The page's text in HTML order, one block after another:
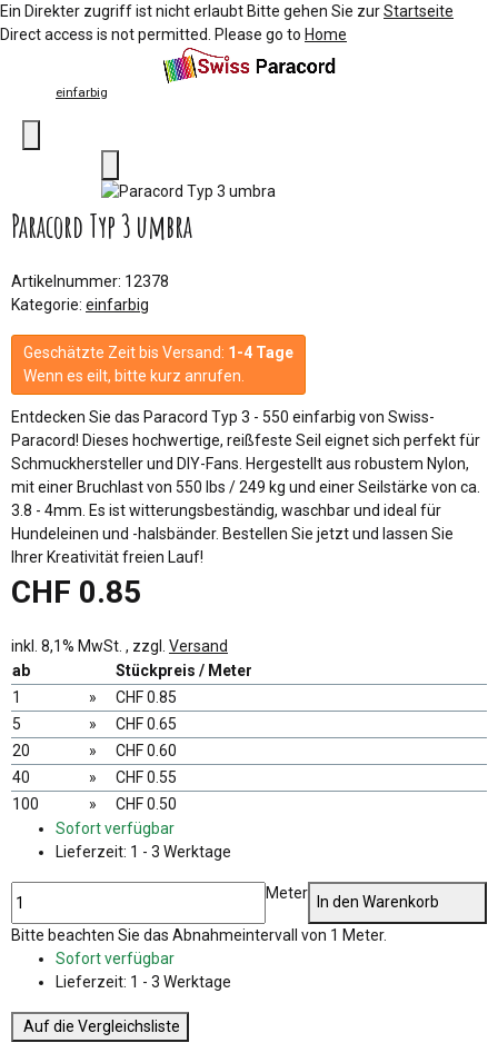
Ein Direkter zugriff ist nicht erlaubt Bitte gehen Sie zurStartseite
Direct access is not permitted. Please go to Home
einfarbig
Paracord Typ 3 umbra
Artikelnummer: 12378
Kategorie: einfarbig
Geschätzte Zeit bis Versand: 1-4 Tage
Wenn es eilt, bitte kurz anrufen.
Entdecken Sie das Paracord Typ 3 - 550 einfarbig von Swiss-
Paracord! Dieses hochwertige, reißfeste Seil eignet sich perfekt für
Schmuckhersteller und DIY-Fans. Hergestellt aus robustem Nylon,
mit einer Bruchlast von 550 lbs / 249 kg und einer Seilstärke von ca.
3.8 - 4mm. Es ist witterungsbeständig, waschbar und ideal für
Hundeleinen und -halsbänder. Bestellen Sie jetzt und lassen Sie
Ihrer Kreativität freien Lauf!
CHF 0.85
inkl. 8,1% MwSt. , zzgl. Versand
ab
Stückpreis / Meter
1
»
CHF 0.85
5
»
CHF 0.65
20
»
CHF 0.60
40
»
CHF 0.55
100
»
CHF 0.50
Sofort verfügbar
Lieferzeit: 1 - 3 Werktage
Meter
In den Warenkorb
xBitte beachten Sie das Abnahmeintervall von 1 Meter.
Sofort verfügbar
Lieferzeit: 1 - 3 Werktage
Auf die Vergleichsliste